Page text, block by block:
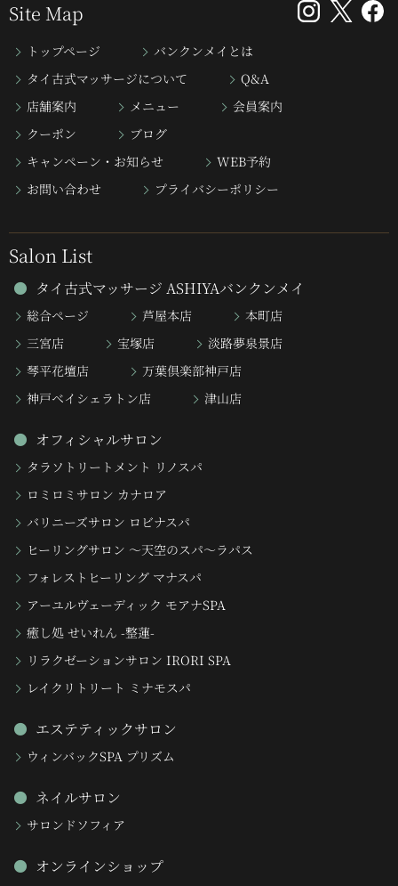
Site Map
トップページ
バンクンメイとは
タイ古式マッサージについて
Q&A
店舗案内
メニュー
会員案内
クーポン
ブログ
キャンペーン・お知らせ
WEB予約
お問い合わせ
プライバシーポリシー
Salon List
タイ古式マッサージ ASHIYAバンクンメイ
総合ページ 芦屋本店
本町店
三宮店
宝塚店
淡路夢泉景店
琴平花壇店
万葉倶楽部神戸店
神戸ベイシェラトン店
津山店
オフィシャルサロン
タラソトリートメント リノスパ
ロミロミサロン カナロア
バリニーズサロン ロビナスパ
ヒーリングサロン 〜天空のスパ〜ラパス
フォレストヒーリング マナスパ
アーユルヴェーディック モアナSPA
癒し処 せいれん -整蓮-
リラクゼーションサロン IRORI SPA
レイクリトリート ミナモスパ
エステティックサロン
ウィンバックSPA プリズム
ネイルサロン
サロンドソフィア
オンラインショップ